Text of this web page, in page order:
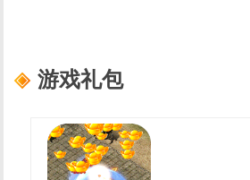
游戏礼包